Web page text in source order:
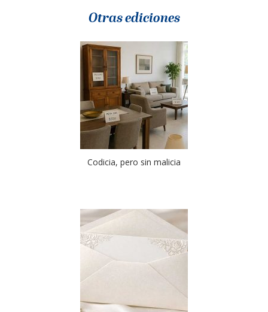
Otras ediciones
Codicia, pero sin malicia